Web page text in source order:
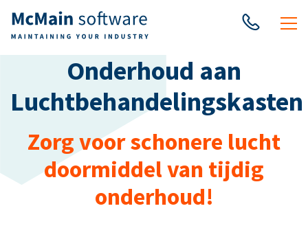
Onderhoud aan
Luchtbehandelingskasten
Zorg voor schonere lucht
doormiddel van tijdig
onderhoud!